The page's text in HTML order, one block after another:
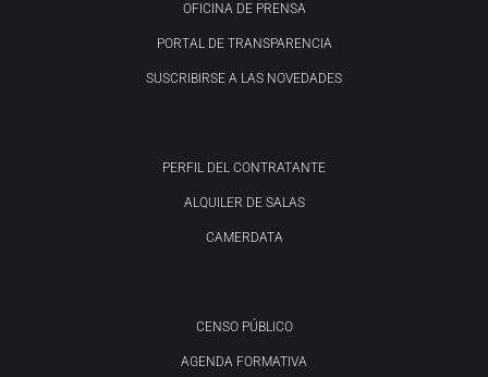
OFICINA DE PRENSA
PORTAL DE TRANSPARENCIA
SUSCRIBIRSE A LAS NOVEDADES
PERFIL DEL CONTRATANTE
ALQUILER DE SALAS
CAMERDATA
CENSO PÚBLICO
AGENDA FORMATIVA